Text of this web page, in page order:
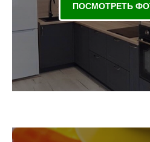
ПОСМОТРЕТЬ